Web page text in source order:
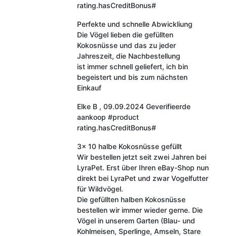
rating.hasCreditBonus#
Perfekte und schnelle Abwickliung
Die Vögel lieben die gefüllten
Kokosnüsse und das zu jeder
Jahreszeit, die Nachbestellung
ist immer schnell geliefert, ich bin
begeistert und bis zum nächsten
Einkauf
Elke B , 09.09.2024 Geverifieerde
aankoop #product
rating.hasCreditBonus#
3x 10 halbe Kokosnüsse gefüllt
Wir bestellen jetzt seit zwei Jahren bei
LyraPet. Erst über Ihren eBay-Shop nun
direkt bei LyraPet und zwar Vogelfutter
für Wildvögel.
Die gefüllten halben Kokosnüsse
bestellen wir immer wieder gerne. Die
Vögel in unserem Garten (Blau- und
Kohlmeisen, Sperlinge, Amseln, Stare